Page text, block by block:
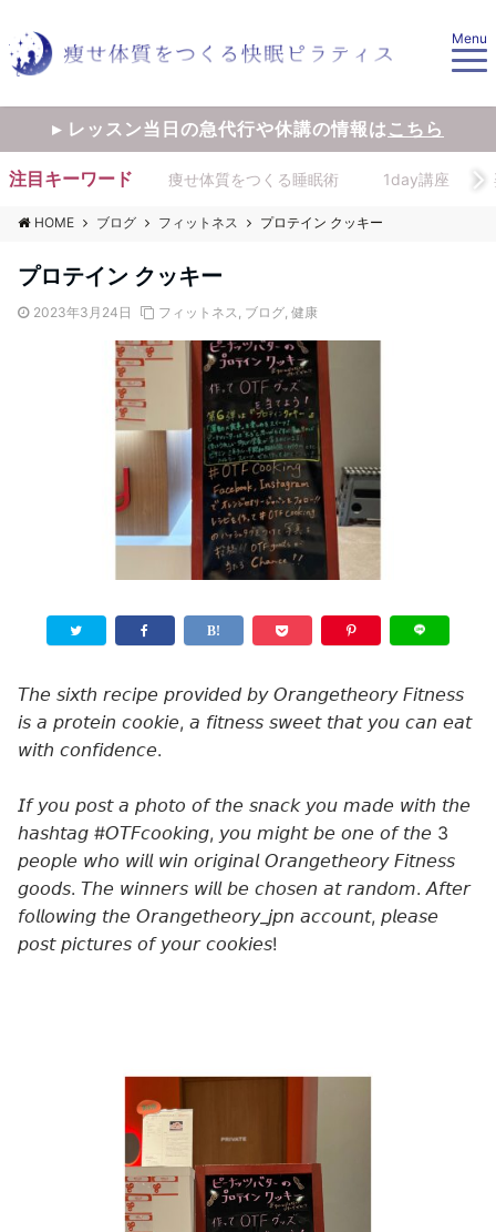
Menu
▸ レッスン当日の急代行や休講の情報はこちら
注目キーワード 痩せ体質をつくる睡眠術 1day講座
HOME ブログ フィットネス プロテイン クッキー
プロテイン クッキー
2023年3月24日 フィットネス, ブログ, 健康
𝘛𝘩𝘦 𝘴𝘪𝘹𝘵𝘩 𝘳𝘦𝘤𝘪𝘱𝘦 𝘱𝘳𝘰𝘷𝘪𝘥𝘦𝘥 𝘣𝘺 𝘖𝘳𝘢𝘯𝘨𝘦𝘵𝘩𝘦𝘰𝘳𝘺 𝘍𝘪𝘵𝘯𝘦𝘴𝘴
𝘪𝘴 𝘢 𝘱𝘳𝘰𝘵𝘦𝘪𝘯 𝘤𝘰𝘰𝘬𝘪𝘦, 𝘢 𝘧𝘪𝘵𝘯𝘦𝘴𝘴 𝘴𝘸𝘦𝘦𝘵 𝘵𝘩𝘢𝘵 𝘺𝘰𝘶 𝘤𝘢𝘯 𝘦𝘢𝘵
𝘸𝘪𝘵𝘩 𝘤𝘰𝘯𝘧𝘪𝘥𝘦𝘯𝘤𝘦.
𝘐𝘧 𝘺𝘰𝘶 𝘱𝘰𝘴𝘵 𝘢 𝘱𝘩𝘰𝘵𝘰 𝘰𝘧 𝘵𝘩𝘦 𝘴𝘯𝘢𝘤𝘬 𝘺𝘰𝘶 𝘮𝘢𝘥𝘦 𝘸𝘪𝘵𝘩 𝘵𝘩𝘦
𝘩𝘢𝘴𝘩𝘵𝘢𝘨 #𝘖𝘛𝘍𝘤𝘰𝘰𝘬𝘪𝘯𝘨, 𝘺𝘰𝘶 𝘮𝘪𝘨𝘩𝘵 𝘣𝘦 𝘰𝘯𝘦 𝘰𝘧 𝘵𝘩𝘦 3
𝘱𝘦𝘰𝘱𝘭𝘦 𝘸𝘩𝘰 𝘸𝘪𝘭𝘭 𝘸𝘪𝘯 𝘰𝘳𝘪𝘨𝘪𝘯𝘢𝘭 𝘖𝘳𝘢𝘯𝘨𝘦𝘵𝘩𝘦𝘰𝘳𝘺 𝘍𝘪𝘵𝘯𝘦𝘴𝘴
𝘨𝘰𝘰𝘥𝘴. 𝘛𝘩𝘦 𝘸𝘪𝘯𝘯𝘦𝘳𝘴 𝘸𝘪𝘭𝘭 𝘣𝘦 𝘤𝘩𝘰𝘴𝘦𝘯 𝘢𝘵 𝘳𝘢𝘯𝘥𝘰𝘮. 𝘈𝘧𝘵𝘦𝘳
𝘧𝘰𝘭𝘭𝘰𝘸𝘪𝘯𝘨 𝘵𝘩𝘦 𝘖𝘳𝘢𝘯𝘨𝘦𝘵𝘩𝘦𝘰𝘳𝘺_𝘫𝘱𝘯 𝘢𝘤𝘤𝘰𝘶𝘯𝘵, 𝘱𝘭𝘦𝘢𝘴𝘦
𝘱𝘰𝘴𝘵 𝘱𝘪𝘤𝘵𝘶𝘳𝘦𝘴 𝘰𝘧 𝘺𝘰𝘶𝘳 𝘤𝘰𝘰𝘬𝘪𝘦𝘴!